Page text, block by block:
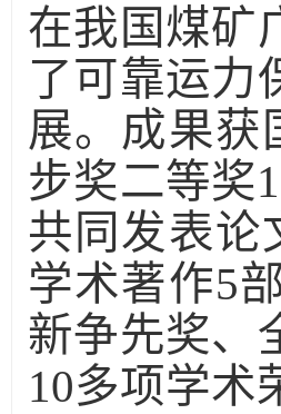
在我国煤矿
了可靠运力
展。成果获
步奖二等奖
共同发表论
学术著作5
新争先奖、
10多项学术